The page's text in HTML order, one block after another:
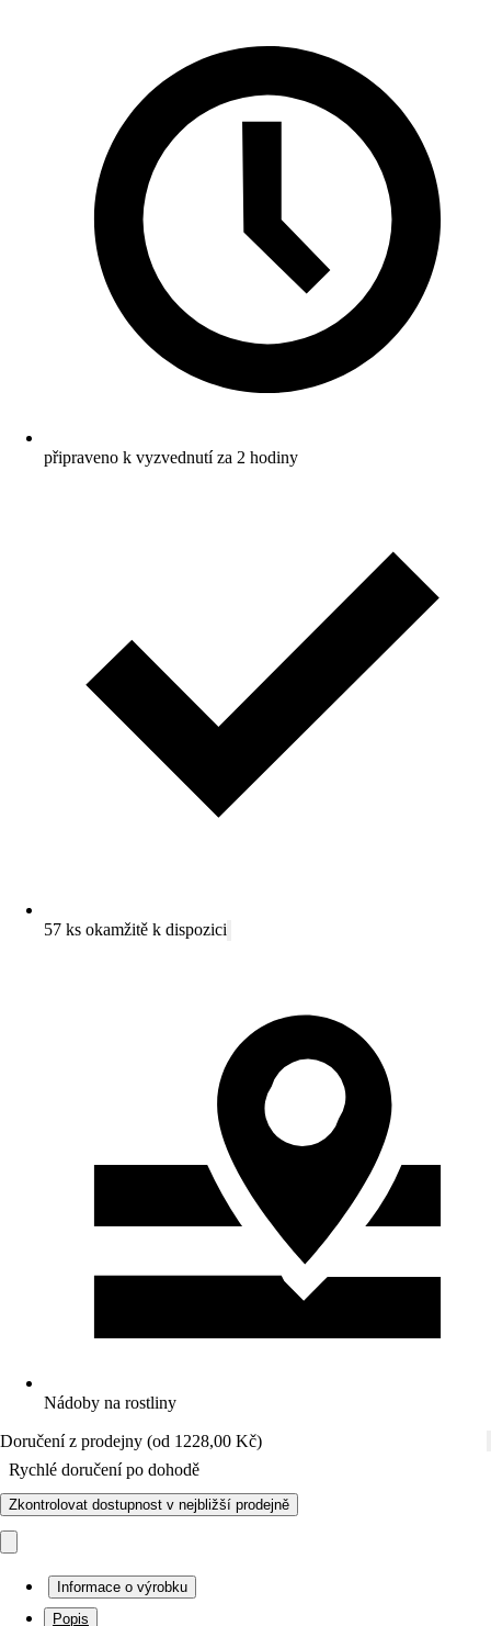
připraveno k vyzvednutí za 2 hodiny
57 ks okamžitě k dispozici
Nádoby na rostliny
Doručení z prodejny (od 1228,00 Kč)
Rychlé doručení po dohodě
Zkontrolovat dostupnost v nejbližší prodejně
Informace o výrobku
Popis